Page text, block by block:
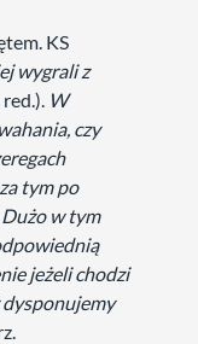
KS
wygrali z
W
czy
tym po
w tym
jeżeli chodzi
dysponujemy